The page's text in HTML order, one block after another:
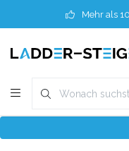
Mehr als